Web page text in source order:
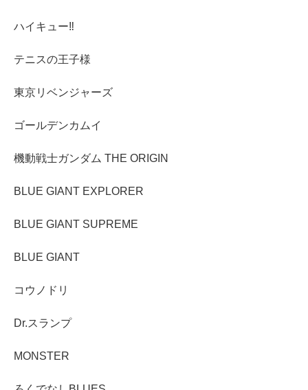
ハイキュー‼︎
テニスの王子様
東京リベンジャーズ
ゴールデンカムイ
機動戦士ガンダム THE ORIGIN
BLUE GIANT EXPLORER
BLUE GIANT SUPREME
BLUE GIANT
コウノドリ
Dr.スランプ
MONSTER